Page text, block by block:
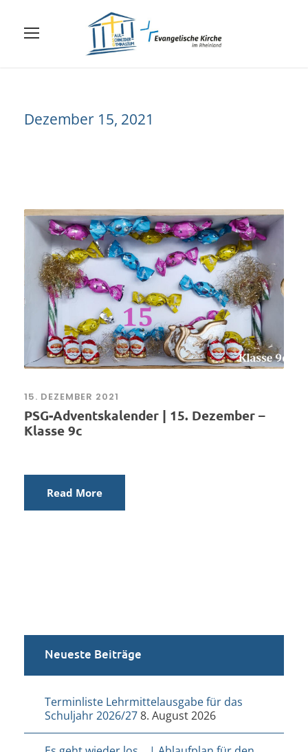
Dezember 15, 2021
15. DEZEMBER 2021
PSG-Adventskalender | 15. Dezember –
Klasse 9c
Read More
Neueste Beiträge
Terminliste Lehrmittelausgabe für das
Schuljahr 2026/278. August 2026